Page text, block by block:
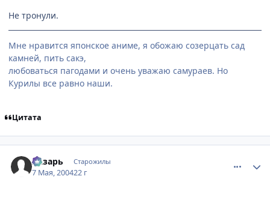
Не тронули.
Мне нравится японское аниме, я обожаю созерцать сад
камней, пить сакэ,
любоваться пагодами и очень уважаю самураев. Но
Курилы все равно наши.
Цитата
Лазарь Старожилы
7 Мая, 200422 г